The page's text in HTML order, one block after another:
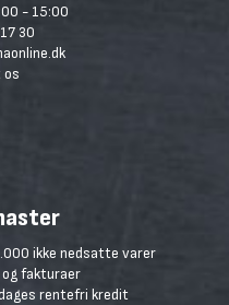
- 15:00
30
os
ikke nedsatte varer
og fakturaer
rentefri kredit